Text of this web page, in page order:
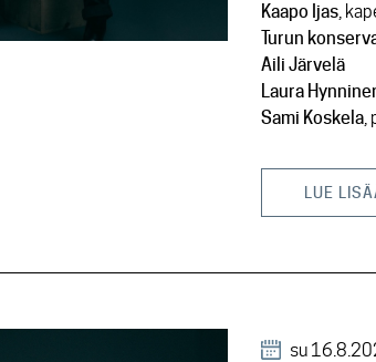
Kaapo Ijas,
Turun
Aili Järvelä
Laura
Sami Koskela,
LUE
su